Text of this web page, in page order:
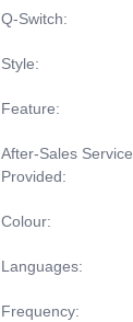
Q-Switch:
Style:
Feature:
After-Sales Service
Provided:
Colour:
Languages:
Frequency: